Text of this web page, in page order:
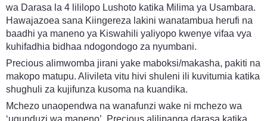
wa Darasa la 4 lililopo Lushoto katika Milima ya Usambara.
Hawajazoea sana Kiingereza lakini wanatambua herufi na
baadhi ya maneno ya Kiswahili yaliyopo kwenye vifaa vya
kuhifadhia bidhaa ndogondogo za nyumbani.
Precious alimwomba jirani yake maboksi/makasha, pakiti na
makopo matupu. Alivileta vitu hivi shuleni ili kuvitumia katika
shughuli za kujifunza kusoma na kuandika.
Mchezo unaopendwa na wanafunzi wake ni mchezo wa
‘ugunduzi wa maneno’. Precious alilipanga darasa katika